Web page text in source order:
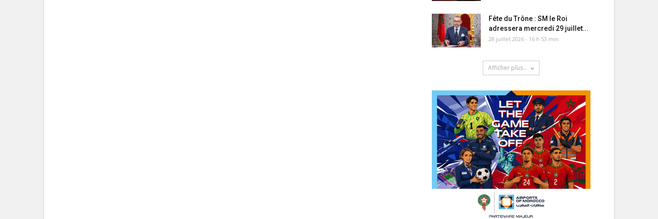
Fête du Trône : SM le Roi
adressera mercredi 29 juillet...
28 juillet 2026 - 16 h 53 min
Afficher plus...